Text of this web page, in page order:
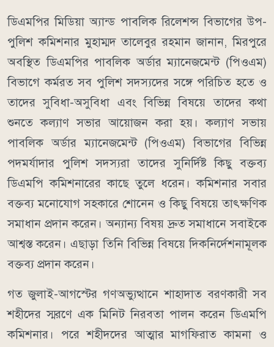
ডিএমপির মিডিয়া অ্যান্ড পাবলিক রিলেশন্স বিভাগের উপ-
পুলিশ কমিশনার মুহাম্মদ তালেবুর রহমান জানান, মিরপুরে
অবস্থিত ডিএমপির পাবলিক অর্ডার ম্যানেজমেন্ট (পিওএম)
বিভাগে কর্মরত সব পুলিশ সদস্যদের সঙ্গে পরিচিত হতে ও
তাদের সুবিধা-অসুবিধা এবং বিভিন্ন বিষয়ে তাদের কথা
শুনতে কল্যাণ সভার আয়োজন করা হয়। কল্যাণ সভায়
পাবলিক অর্ডার ম্যানেজমেন্ট (পিওএম) বিভাগের বিভিন্ন
পদমর্যাদার পুলিশ সদস্যরা তাদের সুনির্দিষ্ট কিছু বক্তব্য
ডিএমপি কমিশনারের কাছে তুলে ধরেন। কমিশনার সবার
বক্তব্য মনোযোগ সহকারে শোনেন ও কিছু বিষয়ে তাৎক্ষণিক
সমাধান প্রদান করেন। অন্যান্য বিষয় দ্রুত সমাধানে সবাইকে
আশ্বস্ত করেন। এছাড়া তিনি বিভিন্ন বিষয়ে দিকনির্দেশনামূলক
বক্তব্য প্রদান করেন।
গত জুলাই-আগস্টের গণঅভ্যুত্থানে শাহাদাত বরণকারী সব
শহীদের স্মরণে এক মিনিট নিরবতা পালন করেন ডিএমপি
কমিশনার। পরে শহীদদের আত্মার মাগফিরাত কামনা ও